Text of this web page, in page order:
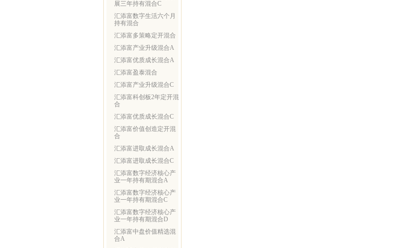
展三年持有混合C
汇添富数字生活六个月
持有混合
汇添富多策略定开混合
汇添富产业升级混合A
汇添富优质成长混合A
汇添富盈泰混合
汇添富产业升级混合C
汇添富科创板2年定开混
合
汇添富优质成长混合C
汇添富价值创造定开混
合
汇添富进取成长混合A
汇添富进取成长混合C
汇添富数字经济核心产
业一年持有期混合A
汇添富数字经济核心产
业一年持有期混合C
汇添富数字经济核心产
业一年持有期混合D
汇添富中盘价值精选混
合A